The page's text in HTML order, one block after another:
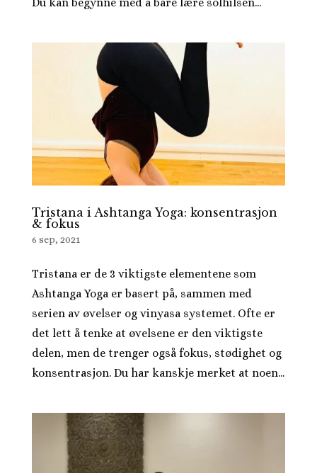
Tristana i Ashtanga Yoga: konsentrasjon
& fokus
6 sep, 2021
Tristana er de 3 viktigste elementene som
Ashtanga Yoga er basert på, sammen med
serien av øvelser og vinyasa systemet. Ofte er
det lett å tenke at øvelsene er den viktigste
delen, men de trenger også fokus, stødighet og
konsentrasjon. Du har kanskje merket at noen...